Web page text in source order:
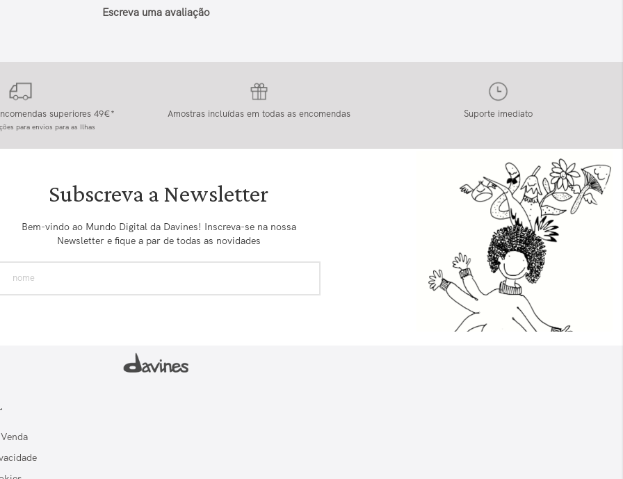
Escreva uma avaliação
superiores 49€*
para envios para as Ilhas
Amostras incluídas em todas as encomendas Suporte imediato
Subscreva a Newsletter
Bem-vindo ao Mundo Digital da Davines! Inscreva-se na nossa
Newsletter e fique a par de todas as novidades